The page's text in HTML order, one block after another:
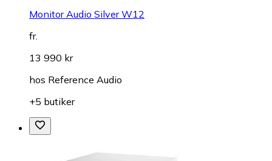
Monitor Audio Silver W12
fr.
13 990 kr
hos Reference Audio
+5 butiker